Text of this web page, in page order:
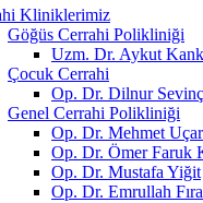
Kliniklerimiz
Göğüs Cerrahi Polikliniği
Uzm. Dr. Aykut
Çocuk Cerrahi
Op. Dr. Dilnur Sevinç
Genel Cerrahi Polikliniği
Op. Dr. Mehmet Uçar
Op. Dr. Ömer Faruk
Op. Dr. Mustafa Yiğit
Op. Dr. Emrullah